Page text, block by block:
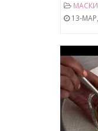
для
МАСКИ
13-